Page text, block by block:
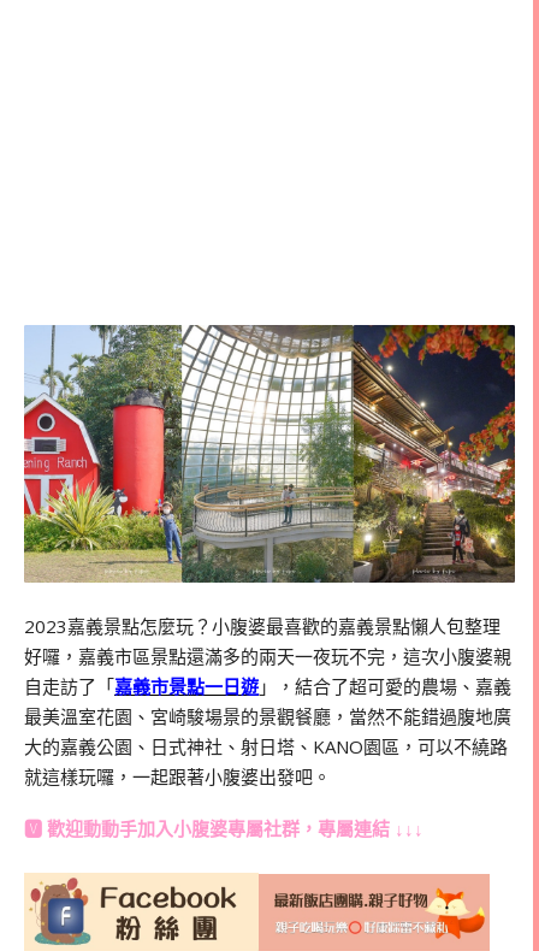
2023嘉義景點怎麼玩？小腹婆最喜歡的嘉義景點懶人包整理
好囉，嘉義市區景點還滿多的兩天一夜玩不完，這次小腹婆親
自走訪了「嘉義市景點一日遊 」，結合了超可愛的農場、嘉義
最美溫室花園、宮崎駿場景的景觀餐廳，當然不能錯過腹地廣
大的嘉義公園、日式神社、射日塔、KANO園區，可以不繞路
就這樣玩囉，一起跟著小腹婆出發吧。
🆅 歡迎動動手加入小腹婆專屬社群 ，專屬連結 ↓↓↓